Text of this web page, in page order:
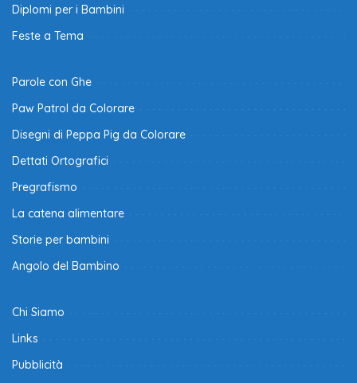
Diplomi per i Bambini
Feste a Tema
Parole con Ghe
Paw Patrol da Colorare
Disegni di Peppa Pig da Colorare
Dettati Ortografici
Pregrafismo
La catena alimentare
Storie per bambini
Angolo del Bambino
Chi Siamo
Links
Pubblicità